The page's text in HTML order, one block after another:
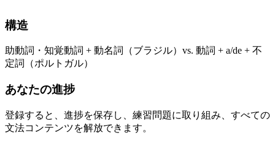
構造
助動詞・知覚動詞 + 動名詞（ブラジル）vs. 動詞 + a/de + 不
定詞（ポルトガル）
あなたの進捗
登録すると、進捗を保存し、練習問題に取り組み、すべての
文法コンテンツを解放できます。